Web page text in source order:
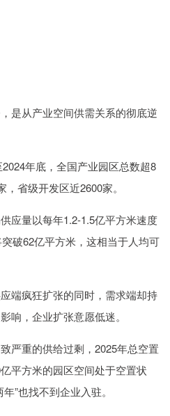
是从产业空间供需关系的彻底逆
年底，全国产业园区总数超8
省级开发区近2600家。
应量以每年1.2-1.5亿平方米速度
破62亿平方米，这相当于人均可
端疯狂扩张的同时，需求端却持
响，企业扩张意愿低迷。
严重的供给过剩，2025年总空置
平方米的园区空间处于空置状
”也找不到企业入驻。